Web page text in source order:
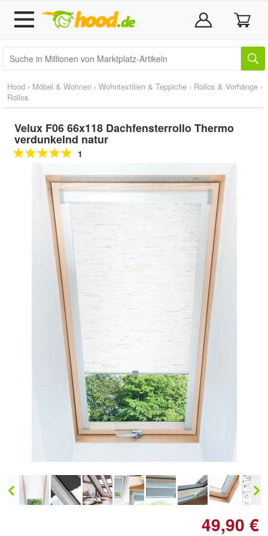
Hood › Möbel & Wohnen › Wohntextilien & Teppiche › Rollos & Vorhänge ›
Rollos
Velux F06 66x118 Dachfensterrollo Thermo
verdunkelnd natur
1
49,90 €